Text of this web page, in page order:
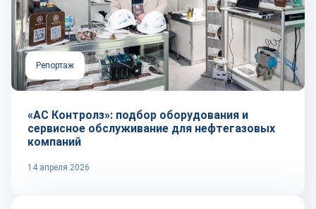
Репортаж
«АС Контролз»: подбор оборудования и
сервисное обслуживание для нефтегазовых
компаний
14 апреля 2026
Рынок